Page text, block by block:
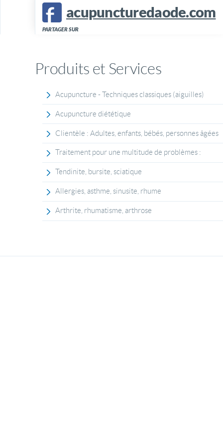
acupuncturedaode.com
PARTAGER SUR
Produits et Services
Acupuncture - Techniques classiques (aiguilles)
Acupuncture diététique
Clientèle : Adultes, enfants, bébés, personnes âgées
Traitement pour une multitude de problèmes :
Tendinite, bursite, sciatique
Allergies, asthme, sinusite, rhume
Arthrite, rhumatisme, arthrose